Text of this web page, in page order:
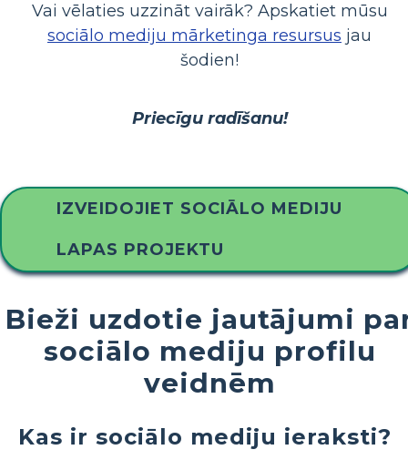
Vai vēlaties uzzināt vairāk? Apskatiet mūsu
sociālo mediju mārketinga resursus jau
šodien!
Priecīgu radīšanu!
IZVEIDOJIET SOCIĀLO MEDIJU
LAPAS PROJEKTU
Bieži uzdotie jautājumi
sociālo mediju profilu
veidnēm
Kas ir sociālo mediju ieraksti?